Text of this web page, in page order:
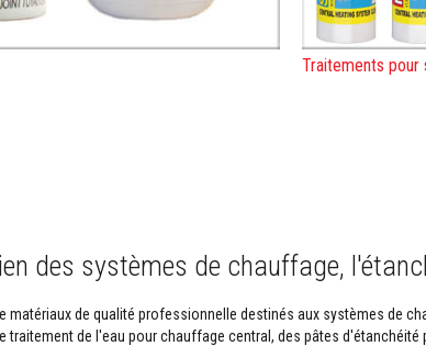
Traitements
des systèmes de chauffage,
matériaux de qualité professionnelle destinés aux systèmes de
de l'eau pour chauffage central, des pâtes